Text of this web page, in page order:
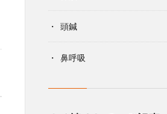
頭鍼
鼻呼吸